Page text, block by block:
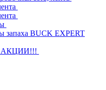
запаха BUCK EXPERT
АКЦИИ!!!